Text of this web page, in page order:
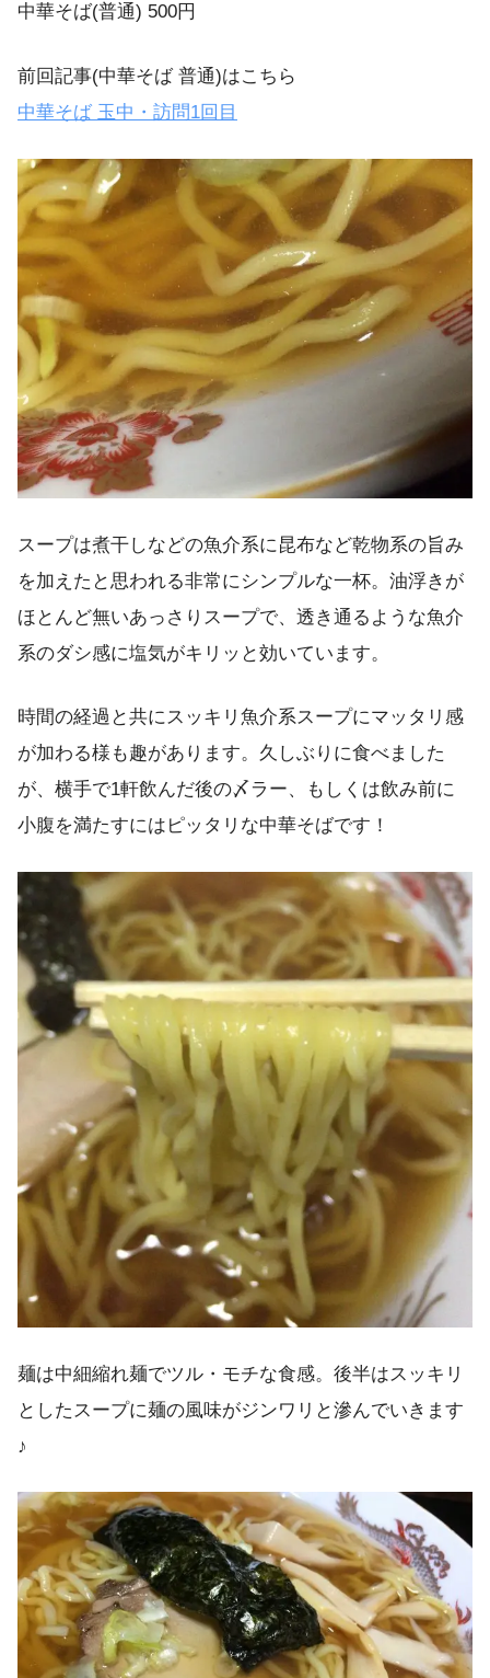
中華そば(普通) 500円
前回記事(中華そば 普通)はこちら
中華そば 玉中・訪問1回目
スープは煮干しなどの魚介系に昆布など乾物系の旨み
を加えたと思われる非常にシンプルな一杯。油浮きが
ほとんど無いあっさりスープで、透き通るような魚介
系のダシ感に塩気がキリッと効いています。
時間の経過と共にスッキリ魚介系スープにマッタリ感
が加わる様も趣があります。久しぶりに食べました
が、横手で1軒飲んだ後の〆ラー、もしくは飲み前に
小腹を満たすにはピッタリな中華そばです！
麺は中細縮れ麺でツル・モチな食感。後半はスッキリ
としたスープに麺の風味がジンワリと滲んでいきます
♪